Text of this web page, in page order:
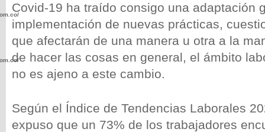
Covid-19 ha traído consigo una adaptación
implementación de nuevas prácticas,
que afectarán de una manera u otra a la
de hacer las cosas en general, el ámbito
no es ajeno a este cambio.
Según el Índice de Tendencias Laborales
expuso que un 73% de los trabajadores
wp-
wp-